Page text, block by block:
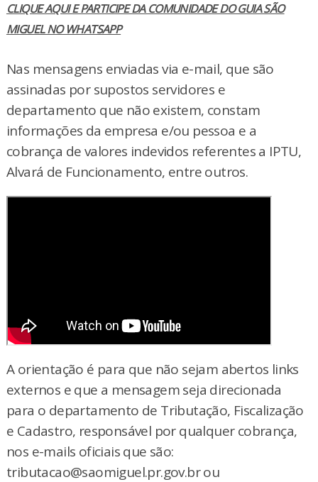
CLIQUE AQUI E PARTICIPE DA COMUNIDADE DO GUIA SÃO
MIGUEL NO WHATSAPP
Nas mensagens enviadas via e-mail, que são
assinadas por supostos servidores e
departamento que não existem, constam
informações da empresa e/ou pessoa e a
cobrança de valores indevidos referentes a IPTU,
Alvará de Funcionamento, entre outros.
A orientação é para que não sejam abertos links
externos e que a mensagem seja direcionada
para o departamento de Tributação, Fiscalização
e Cadastro, responsável por qualquer cobrança,
nos e-mails oficiais que são:
tributacao@saomiguel.pr.gov.br ou